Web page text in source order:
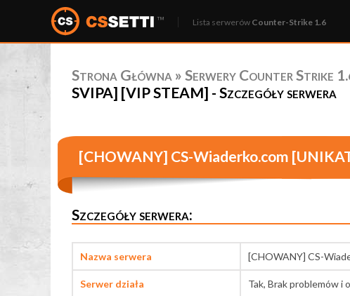
Lista serwerów Counter-Strike 1.6
Strona Główna » Serwery Counter Strike
SVIPA] [VIP STEAM] - Szczegóły serwera
[CHOWANY] CS-Wiaderko.com
Szczegóły serwera:
Nazwa serwera [CHOWANY] CS-
Serwer działa Tak, Brak problemów i